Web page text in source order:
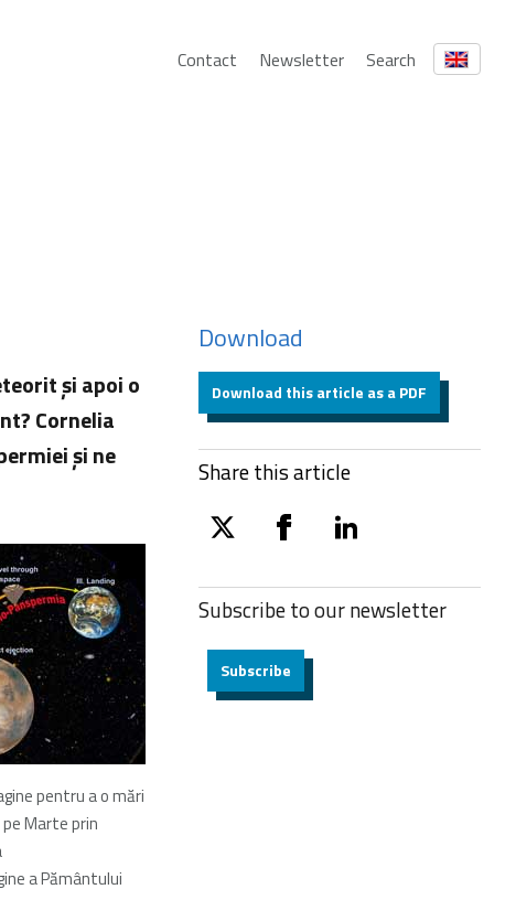
Contact Newsletter Search
și apoi o
Cornelia
și ne
pentru a o mări
Marte prin
a Pământului
Download
Download this article as a PDF
Share this article
twitter facebooklinkedin
Subscribe to ournewsletter
Subscribe